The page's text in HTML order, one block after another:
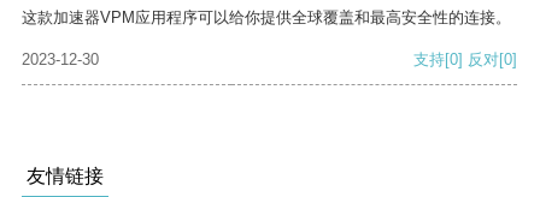
这款加速器VPM应用程序可以给你提供全球覆盖和最高安全性的连接。
2023-12-30 支持[0] 反对[0]
友情链接